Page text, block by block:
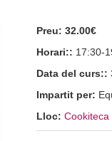
Preu:32.00€
Horari:: 17:30-
Data del curs::
Impartit per:
Lloc:Cookiteca